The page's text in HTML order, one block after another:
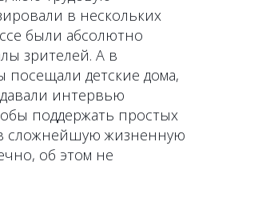
в нескольких
были абсолютно
зрителей. А в
детские дома,
интервью
поддержать простых
сложнейшую жизненную
об этом не